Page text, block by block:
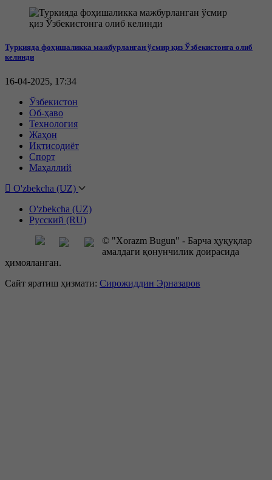
Туркияда фоҳишаликка мажбурланган ўсмир қиз Ўзбекистонга олиб
келинди
16-04-2025, 17:34
Ўзбекистон
Об-ҳаво
Технология
Жаҳон
Иқтисодиёт
Спорт
Маҳаллий
O'zbekcha (UZ)
O'zbekcha (UZ)
Русский (RU)
© "Xorazm Bugun" - Барча ҳуқуқлар
амалдаги қонунчилик доирасида
ҳимояланган.
Сайт яратиш ҳизмати: Сирожиддин Эрназаров